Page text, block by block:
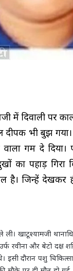
में दिवाली पर
दीपक भी बुझ
गम दे दिया।
पहाड़ गिरा
है। जिन्हें देखकर
खाटूश्यामजी
रवीना और बेटो दक्ष
दौरान पशु